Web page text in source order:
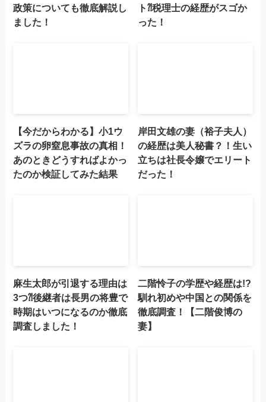
政策についても徹底解説し
ました！
ト⁈税理士の経歴がスゴか
った！
【今だからわかる】小1ウ
ズラの卵窒息事故の真相！
あのときどうすればよかっ
たのか検証してみた結果
岸田文雄の妻（裕子夫人）
の経歴は美人秘書？！生い
立ちは社長令嬢でエリート
だった！
麻生太郎が引退する理由は
3つ⁈後継者は長男の将豊で
時期はいつになるのか徹底
調査しました！
二階怜子の学歴や経歴は!?
馴れ初めや中国との関係を
徹底調査！【二階俊博の
妻】